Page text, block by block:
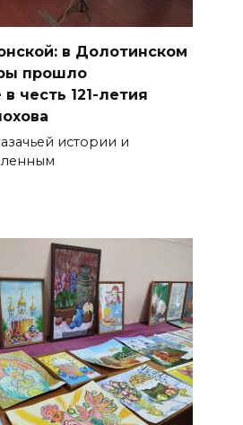
в Долотинском
прошло
честь 121-летия
истории и